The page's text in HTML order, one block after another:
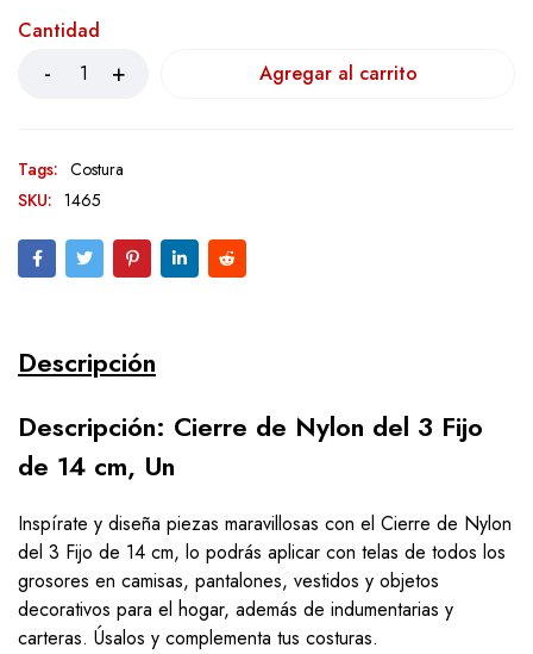
Cantidad
Agregar al carrito
Tags: Costura
SKU: 1465
Descripción
Descripción: Cierre de Nylon del 3 Fijo
de 14 cm, Un
Inspírate y diseña piezas maravillosas con el Cierre de Nylon
del 3 Fijo de 14 cm, lo podrás aplicar con telas de todos los
grosores en camisas, pantalones, vestidos y objetos
decorativos para el hogar, además de indumentarias y
carteras. Úsalos y complementa tus costuras.